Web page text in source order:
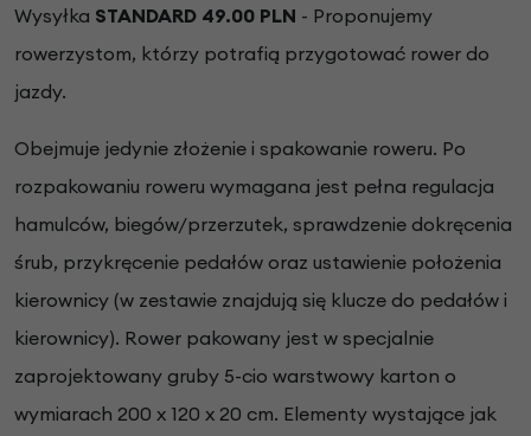
Wysyłka STANDARD 49.00 PLN - Proponujemy
rowerzystom, którzy potrafią przygotować rower do
jazdy.
Obejmuje jedynie złożenie i spakowanie roweru. Po
rozpakowaniu roweru wymagana jest pełna regulacja
hamulców, biegów/przerzutek, sprawdzenie dokręcenia
śrub, przykręcenie pedałów oraz ustawienie położenia
kierownicy (w zestawie znajdują się klucze do pedałów i
kierownicy). Rower pakowany jest w specjalnie
zaprojektowany gruby 5-cio warstwowy karton o
wymiarach 200 x 120 x 20 cm. Elementy wystające jak